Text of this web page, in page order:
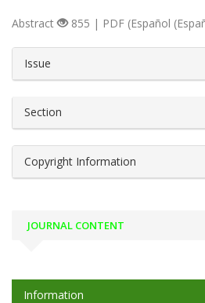
Abstract 855 | PDF (Español
Issue
Section
Copyright Information
JOURNAL CONTENT
Information